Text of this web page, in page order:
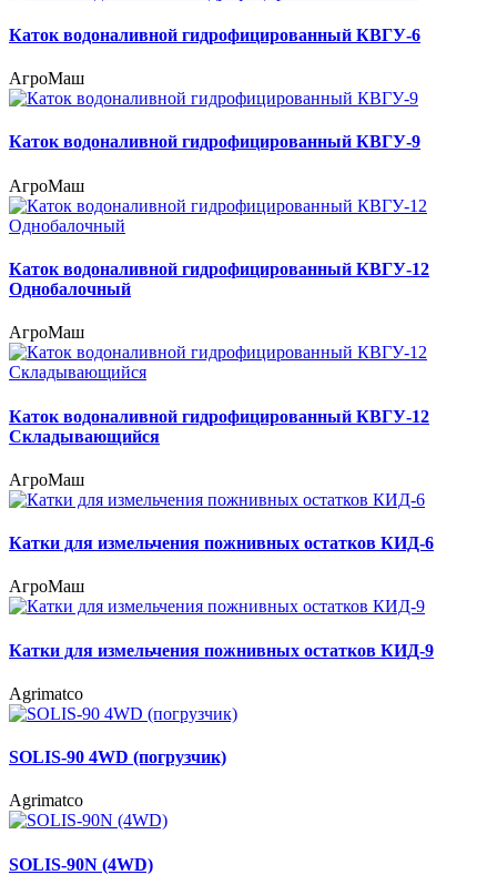
Каток водоналивной гидрофицированный КВГУ-6
АгроМаш
Каток водоналивной гидрофицированный КВГУ-9
АгроМаш
Каток водоналивной гидрофицированный КВГУ-12
Однобалочный
АгроМаш
Каток водоналивной гидрофицированный КВГУ-12
Складывающийся
АгроМаш
Катки для измельчения пожнивных остатков КИД-6
АгроМаш
Катки для измельчения пожнивных остатков КИД-9
Agrimatco
SOLIS-90 4WD (погрузчик)
Agrimatco
SOLIS-90N (4WD)